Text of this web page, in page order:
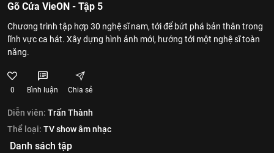
Gõ Cửa VieON - Tập 5
Chương trình tập hợp 30 nghệ sĩ nam, tới để bứt phá bản thân trong
lĩnh vực ca hát. Xây dựng hình ảnh mới, hướng tới một nghệ sĩ toàn
năng.
0 Bình luận Chia sẻ
Diễn viên: Trấn Thành
Thể loại: TV show âm nhạc
Danh sách tập